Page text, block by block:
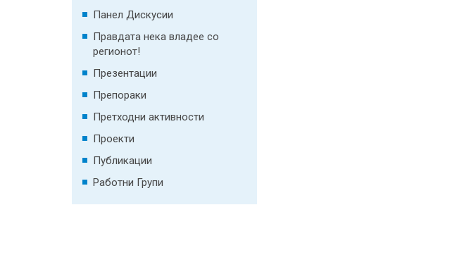
Панел Дискусии
Правдата нека владее со
регионот!
Презентации
Препораки
Претходни активности
Проекти
Публикации
Работни Групи